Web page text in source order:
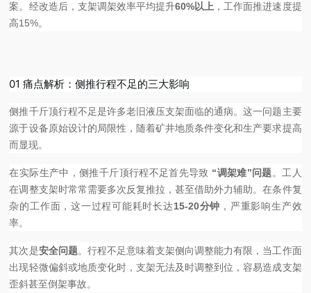
案。经改造后，支架调架效率平均提升60%以上 ，工作面推进速度提
高15%。
01 痛点解析：侧推行程不足的三大影响
侧推千斤顶行程不足是许多老旧液压支架面临的通病。这一问题主要
源于设备原始设计的局限性，随着矿井地质条件变化和生产要求提高
而显现。
在实际生产中，侧推千斤顶行程不足首先导致 “调架难”问题。工人
在调整支架时常常需要多次反复推拉，甚至借助外力辅助。在条件复
杂的工作面，这一过程可能耗时长达15-20分钟 ，严重影响生产效
率。
其次是安全问题。行程不足意味着支架侧向调整能力有限，当工作面
出现轻微偏斜或地质变化时，支架无法及时调整到位，容易造成支架
歪斜甚至倒架事故。